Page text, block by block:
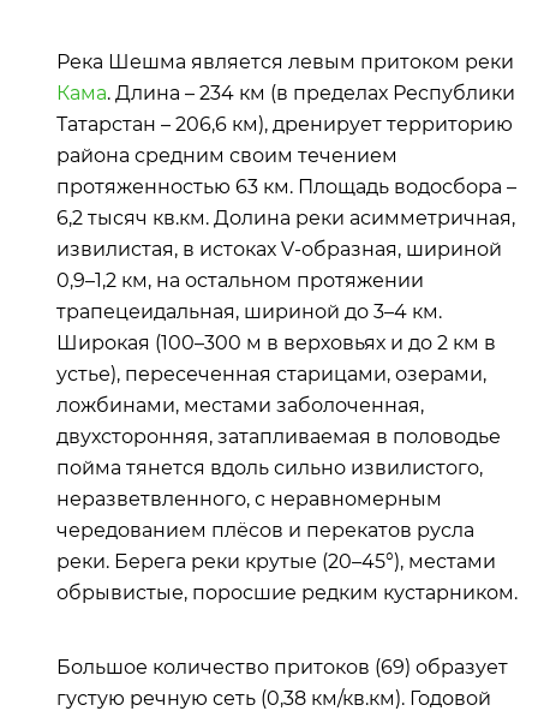
Река Шешма является левым притоком реки
Кама. Длина – 234 км (в пределах Республики
Татарстан – 206,6 км), дренирует территорию
района средним своим течением
протяженностью 63 км. Площадь водосбора –
6,2 тысяч кв.км. Долина реки асимметричная,
извилистая, в истоках V-образная, шириной
0,9–1,2 км, на остальном протяжении
трапецеидальная, шириной до 3–4 км.
Широкая (100–300 м в верховьях и до 2 км в
устье), пересеченная старицами, озерами,
ложбинами, местами заболоченная,
двухсторонняя, затапливаемая в половодье
пойма тянется вдоль сильно извилистого,
неразветвленного, с неравномерным
чередованием плёсов и перекатов русла
реки. Берега реки крутые (20–45°), местами
обрывистые, поросшие редким кустарником.
Большое количество притоков (69) образует
густую речную сеть (0,38 км/кв.км). Годовой